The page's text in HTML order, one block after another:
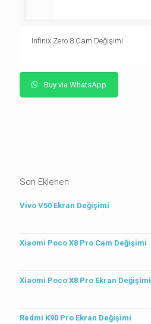
Infinix Zero 8 Cam Değişimi
Buy via WhatsApp
Son Eklenen
Vivo V50 Ekran Değişimi
Xiaomi Poco X8 Pro Cam Değişimi
Xiaomi Poco X8 Pro Ekran Değişimi
Redmi K90 Pro Ekran Değişimi